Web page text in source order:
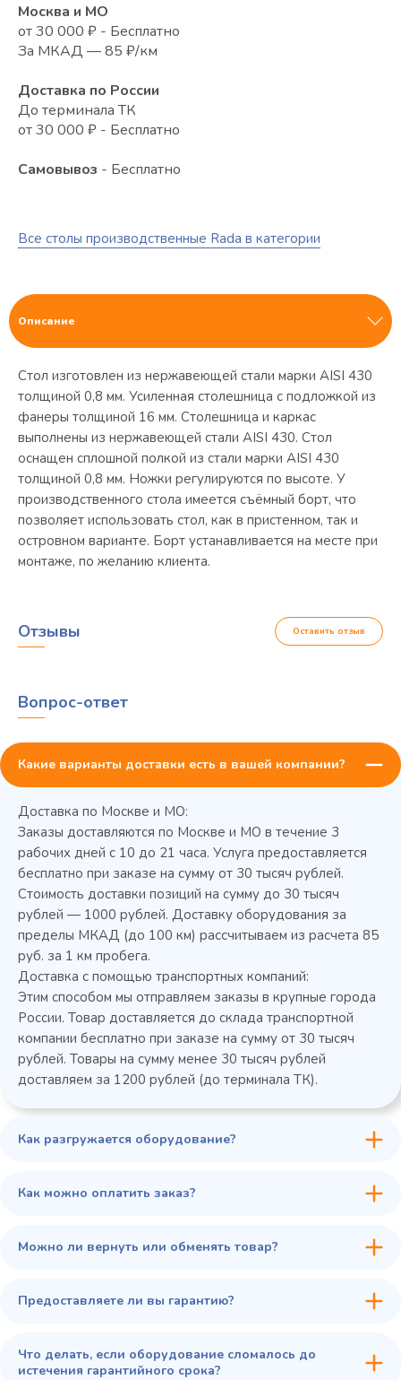
Все столы производственные Rada в категории
Москва и МО
от 30 000 ₽ - Бесплатно
За МКАД — 85 ₽/км
Доставка по России
До терминала ТК
от 30 000 ₽ - Бесплатно
Самовывоз - Бесплатно
Описание
Стол изготовлен из нержавеющей стали марки AISI 430
толщиной 0,8 мм. Усиленная столешница с подложкой из
фанеры толщиной 16 мм. Столешница и каркас
выполнены из нержавеющей стали AISI 430. Стол
оснащен сплошной полкой из стали марки AISI 430
толщиной 0,8 мм. Ножки регулируются по высоте. У
производственного стола имеется съёмный борт, что
позволяет использовать стол, как в пристенном, так и
островном варианте. Борт устанавливается на месте при
монтаже, по желанию клиента.
Колода разрубочная КР-5/5
45 900 ₽
Отзывы Оставить отзыв
Вопрос-ответ
Какие варианты доставки есть в вашей компании?
Доставка по Москве и МО:
Заказы доставляются по Москве и МО в течение 3
рабочих дней с 10 до 21 часа. Услуга предоставляется
бесплатно при заказе на сумму от 30 тысяч рублей.
Стоимость доставки позиций на сумму до 30 тысяч
рублей — 1000 рублей. Доставку оборудования за
пределы МКАД (до 100 км) рассчитываем из расчета 85
руб. за 1 км пробега.
Доставка с помощью транспортных компаний:
Этим способом мы отправляем заказы в крупные города
России. Товар доставляется до склада транспортной
компании бесплатно при заказе на сумму от 30 тысяч
рублей. Товары на сумму менее 30 тысяч рублей
доставляем за 1200 рублей (до терминала ТК).
Как разгружается оборудование?
Как можно оплатить заказ?
Можно ли вернуть или обменять товар?
Предоставляете ли вы гарантию?
Что делать, если оборудование сломалось до
истечения гарантийного срока?